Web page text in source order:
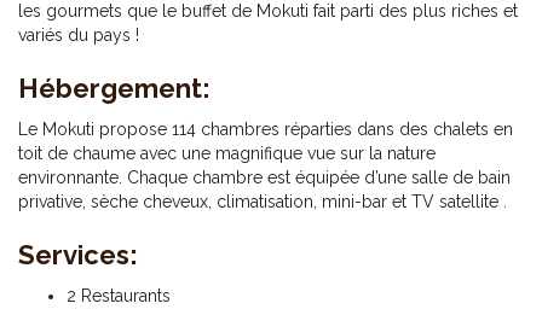
les gourmets que le buffet de Mokuti fait parti des plus riches et
variés du pays !
Hébergement:
Le Mokuti propose 114 chambres réparties dans des chalets en
toit de chaume avec une magnifique vue sur la nature
environnante. Chaque chambre est équipée d’une salle de bain
privative, sèche cheveux, climatisation, mini-bar et TV satellite .
Services:
2 Restaurants